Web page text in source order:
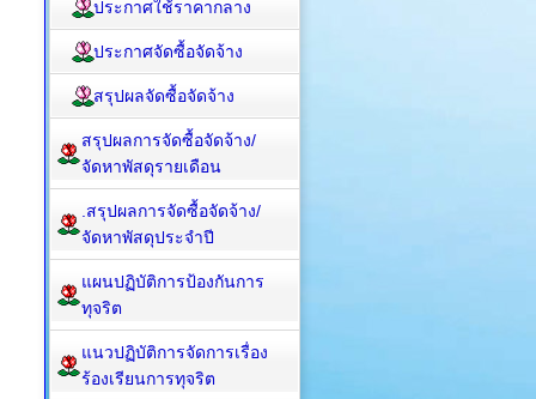
ประกาศใช้ราคากลาง
ประกาศจัดซื้อจัดจ้าง
สรุปผลจัดซื้อจัดจ้าง
สรุปผลการจัดซื้อจัดจ้าง/
จัดหาพัสดุรายเดือน
.สรุปผลการจัดซื้อจัดจ้าง/
จัดหาพัสดุประจำปี
แผนปฏิบัติการป้องกันการ
ทุจริต
แนวปฏิบัติการจัดการเรื่อง
ร้องเรียนการทุจริต